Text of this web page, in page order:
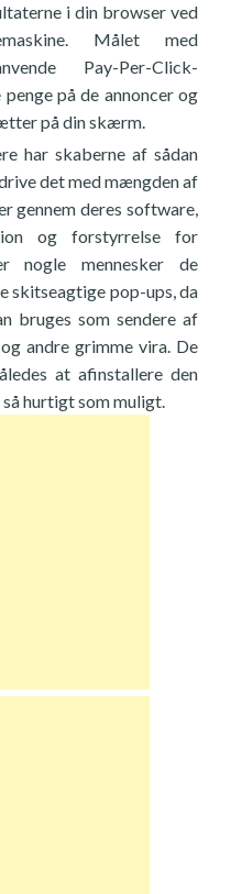
i din browser ved
Målet med
Pay-Per-Click-
på de annoncer og
på din skærm.
har skaberne af sådan
det med mængden af
gennem deres software,
og forstyrrelse for
nogle mennesker de
pop-ups, da
bruges som sendere af
andre grimme vira. De
at afinstallere den
hurtigt som muligt.